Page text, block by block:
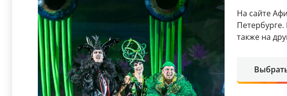
На сайте
также на